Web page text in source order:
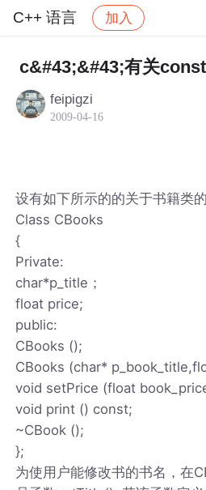
C++ 语言 加入
社区 C++ 语言 帖子详情
c&#43;&#43;有关const
feipigzi
2009-04-16
设有如下所示的的关于书籍类
Class CBooks
{
Private:
char*p_title；
float price;
public:
CBooks ();
CBooks (char*
void setPrice (float
void print () const;
~CBook ();
};
为使用户能修改书的书名，在